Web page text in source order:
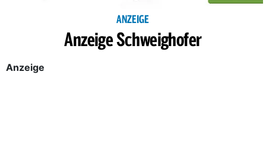
ANZEIGE
Anzeige Schweighofer
Anzeige